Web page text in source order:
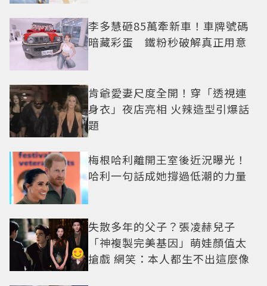
李多慧砸85萬牽新車！車牌號碼
暗藏彩蛋 鐵粉秒破解真正用意
肯爺愛妻尺度全開！穿「透視連
身衣」夜店亮相 火辣造型引爆話
題
梅根哈利離開王室後近況曝光！
哈利一句話成她撐過低潮的力量
失散多年的父子？張凌赫兒子
「神複製完美基因」萌娃顏值太
搶戲 網笑：本人都生不出這麼像